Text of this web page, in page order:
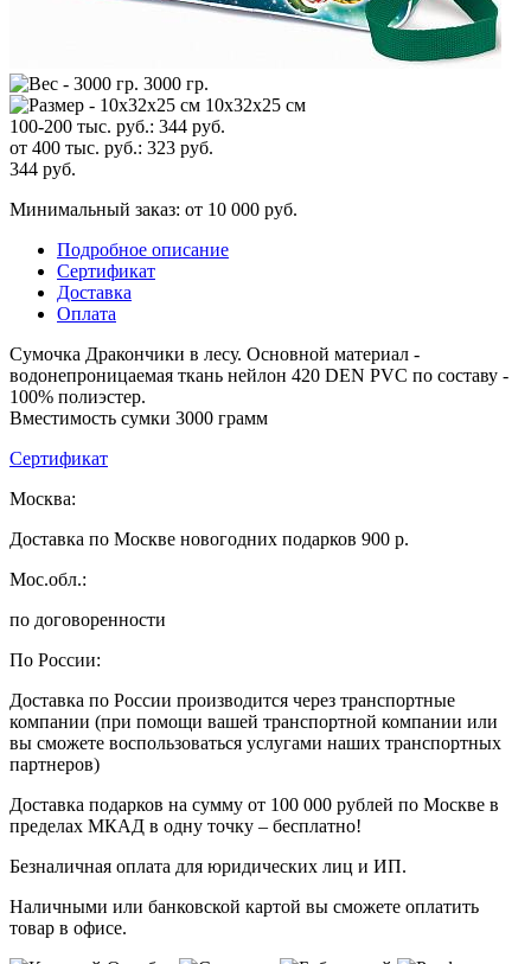
3000 гр.
10х32х25 см
100-200 тыс. руб.: 344 руб.
от 400 тыс. руб.: 323 руб.
344 руб.
Минимальный заказ: от 10 000 руб.
Подробное описание
Сертификат
Доставка
Оплата
Сумочка Дракончики в лесу. Основной материал -
водонепроницаемая ткань нейлон 420 DEN PVC по составу -
100% полиэстер.
Вместимость сумки 3000 грамм
Сертификат
Москва:
Доставка по Москве новогодних подарков 900 р.
Мос.обл.:
по договоренности
По России:
Доставка по России производится через транспортные
компании (при помощи вашей транспортной компании или
вы сможете воспользоваться услугами наших транспортных
партнеров)
Доставка подарков на сумму от 100 000 рублей по Москве в
пределах МКАД в одну точку – бесплатно!
Безналичная оплата для юридических лиц и ИП.
Наличными или банковской картой вы сможете оплатить
товар в офисе.